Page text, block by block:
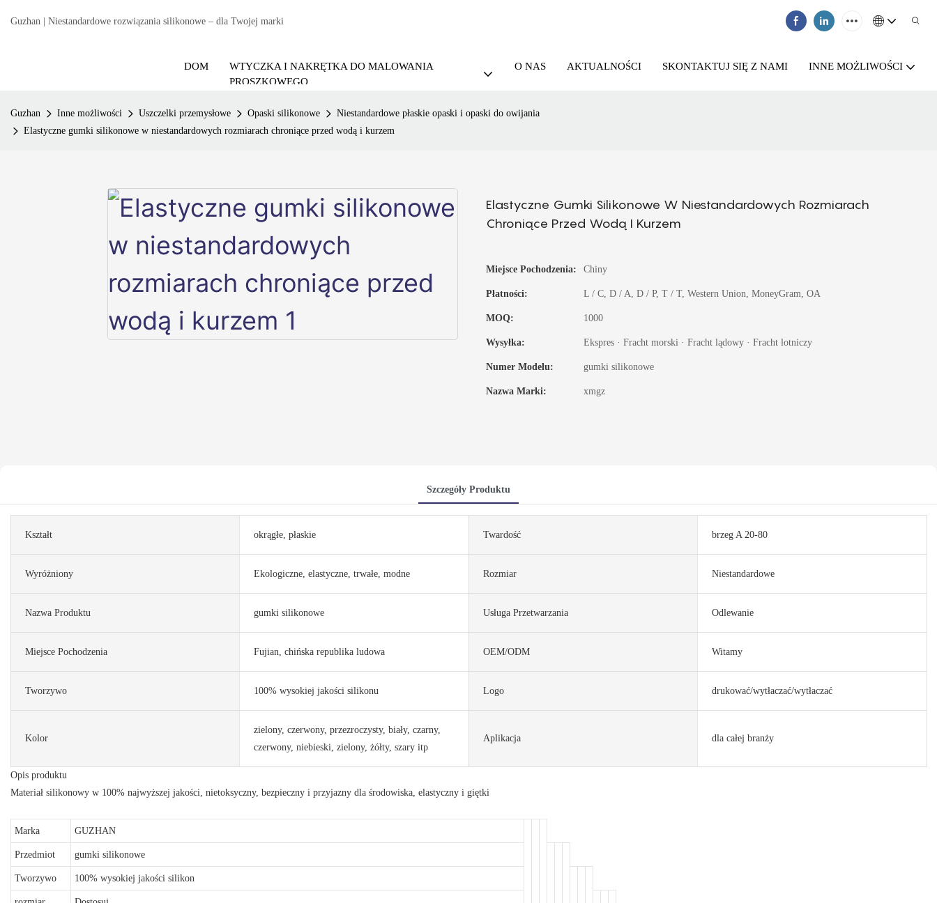
Guzhan | Niestandardowe rozwiązania silikonowe – dla Twojej marki
DOM
WTYCZKA I NAKRĘTKA DO MALOWANIA
PROSZKOWEGO
O NAS AKTUALNOŚCI SKONTAKTUJ SIĘ Z NAMI INNE MOŻLIWOŚCI
Guzhan Inne możliwości Uszczelki przemysłowe Opaski silikonowe
Niestandardowe płaskie opaski i opaski do owijania
Elastyczne gumki silikonowe w niestandardowych rozmiarach chroniące przed wodą i kurzem
Elastyczne Gumki Silikonowe W Niestandardowych Rozmiarach
Chroniące Przed Wodą I Kurzem
Miejsce Pochodzenia: Chiny
Płatności: L / C, D / A, D / P, T / T, Western Union, MoneyGram, OA
MOQ: 1000
Wysyłka: Ekspres · Fracht morski · Fracht lądowy · Fracht lotniczy
Numer Modelu: gumki silikonowe
Nazwa Marki: xmgz
Szczegóły Produktu
Kształt okrągłe, płaskie Twardość brzeg A 20-80
Wyróżniony Ekologiczne, elastyczne, trwałe, modne Rozmiar Niestandardowe
Nazwa Produktu gumki silikonowe Usługa Przetwarzania Odlewanie
Miejsce Pochodzenia Fujian, chińska republika ludowa OEM/ODM Witamy
Tworzywo 100% wysokiej jakości silikonu Logo drukować/wytłaczać/wytłaczać
Kolor
zielony, czerwony, przezroczysty, biały, czarny,
czerwony, niebieski, zielony, żółty, szary itp
Aplikacja dla całej branży
Opis produktu
Materiał silikonowy w 100% najwyższej jakości, nietoksyczny, bezpieczny i przyjazny dla środowiska, elastyczny i giętki
Marka GUZHAN
Przedmiot gumki silikonowe
Tworzywo 100% wysokiej jakości silikon